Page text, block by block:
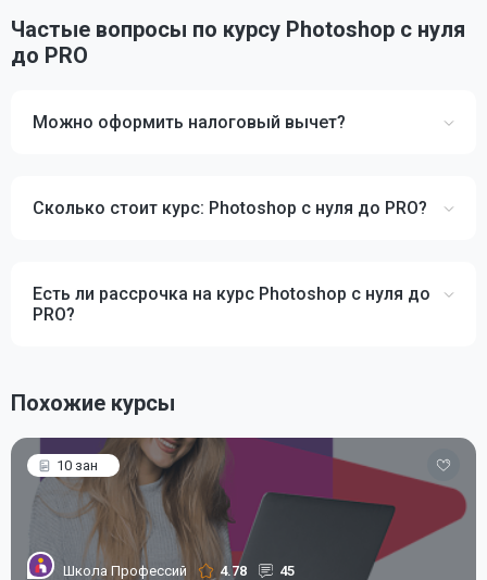
Частые вопросы по курсу Photoshop с нуля
до PRO
Можно оформить налоговый вычет?
Сколько стоит курс: Photoshop с нуля до PRO?
Есть ли рассрочка на курс Photoshop с нуля до
PRO?
Похожие курсы
10 зан
Школа Профессий 4.78 45